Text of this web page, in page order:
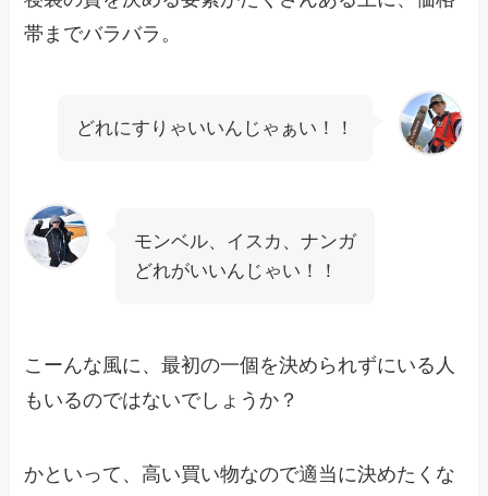
帯までバラバラ。
どれにすりゃいいんじゃぁい！！
モンベル、イスカ、ナンガ
どれがいいんじゃい！！
こーんな風に、最初の一個を決められずにいる人
もいるのではないでしょうか？
かといって、高い買い物なので適当に決めたくな